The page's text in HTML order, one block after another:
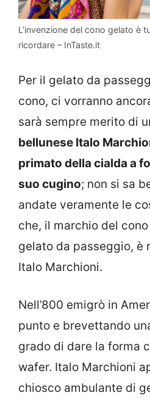
L’invenzione del cono gelato è
ricordare – InTaste.it
Per il gelato da
cono, ci vorranno
sarà sempre merito di
bellunese Italo
primato della cialda a
suo cugino; non si sa
andate veramente le
che, il marchio del
gelato da passeggio, è
Italo Marchioni.
Nell’800 emigrò in
punto e brevettando
grado di dare la forma
wafer. Italo Marchioni
chiosco ambulante di